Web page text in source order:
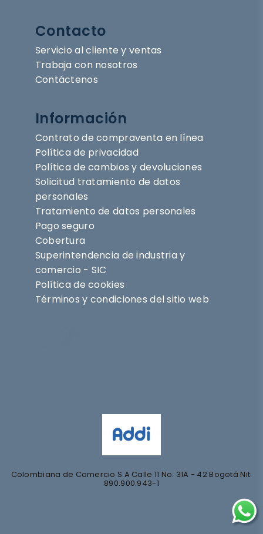
Contacto
Servicio al cliente y ventas
Trabaja con nosotros
Contáctenos
Información
Contrato de compraventa en línea
Política de privacidad
Política de cambios y devoluciones
Solicitud tratamiento de datos
personales
Tratamiento de datos personales
Pago seguro
Cobertura
Superintendencia de industria y
comercio - SIC
Política de cookies
Términos y condiciones del sitio web
Colombiana de Comercio S.A Calle 11 No. 31A - 42 Bogotá Nit:
890.900.943-1